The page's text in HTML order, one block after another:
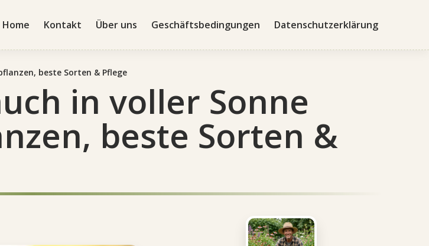
Home Kontakt Über uns Geschäftsbedingungen Datenschutzerklärung
beste Sorten & Pflege
in voller Sonne
beste Sorten &